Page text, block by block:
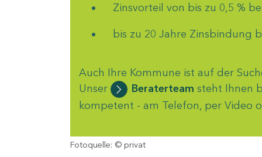
Zinsvorteil von bis zu 0,5 %
bis zu 20 Jahre Zinsbindung
Auch Ihre Kommune ist auf der
Unser
Beraterteam steht Ihnen
kompetent - am Telefon, per Video
Fotoquelle: © privat